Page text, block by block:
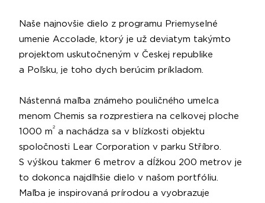
Naše najnovšie dielo z programu Priemyselné
umenie Accolade, ktorý je už deviatym takýmto
projektom uskutočneným v Českej republike
a Poľsku, je toho dych berúcim príkladom.
Nástenná maľba známeho pouličného umelca
menom Chemis sa rozprestiera na celkovej ploche
1000 m2
a nachádza sa v blízkosti objektu
spoločnosti Lear Corporation v parku Stříbro.
S výškou takmer 6 metrov a dĺžkou 200 metrov je
to dokonca najdlhšie dielo v našom portfóliu.
Maľba je inspirovaná prírodou a vyobrazuje